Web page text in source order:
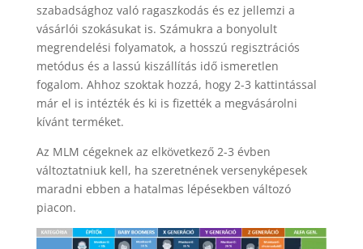
szabadsághoz való ragaszkodás és ez jellemzi a
vásárlói szokásukat is. Számukra a bonyolult
megrendelési folyamatok, a hosszú regisztrációs
metódus és a lassú kiszállítás idő ismeretlen
fogalom. Ahhoz szoktak hozzá, hogy 2-3 kattintással
már el is intézték és ki is fizették a megvásárolni
kívánt terméket.
Az MLM cégeknek az elkövetkező 2-3 évben
változtatniuk kell, ha szeretnének versenyképesek
maradni ebben a hatalmas lépésekben változó
piacon.